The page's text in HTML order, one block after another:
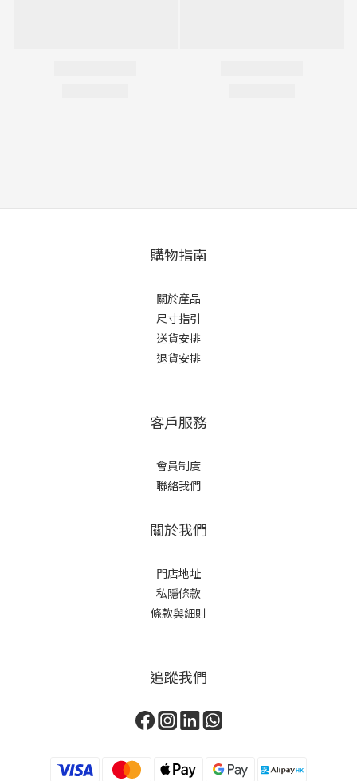
購物指南
關於產品
尺寸指引
送貨安排
退貨安排
客戶服務
會員制度
聯絡我們
關於我們
門店地址
私隱條款
條款與細則
追蹤我們